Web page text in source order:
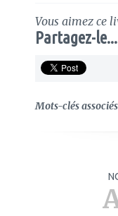
Vous aimez ce
Partagez-le...
Mots-clés